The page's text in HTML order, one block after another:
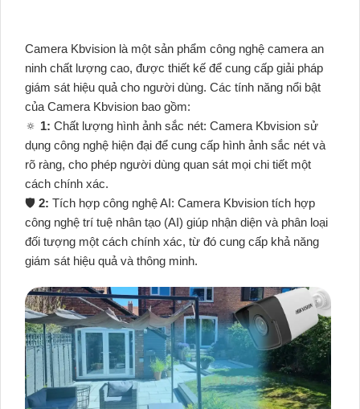
Camera Kbvision là một sản phẩm công nghệ camera an
ninh chất lượng cao, được thiết kế để cung cấp giải pháp
giám sát hiệu quả cho người dùng. Các tính năng nổi bật
của Camera Kbvision bao gồm:
🔅 1: Chất lượng hình ảnh sắc nét: Camera Kbvision sử
dụng công nghệ hiện đại để cung cấp hình ảnh sắc nét và
rõ ràng, cho phép người dùng quan sát mọi chi tiết một
cách chính xác.
🛡 2: Tích hợp công nghệ AI: Camera Kbvision tích hợp
công nghệ trí tuệ nhân tạo (AI) giúp nhận diện và phân loại
đối tượng một cách chính xác, từ đó cung cấp khả năng
giám sát hiệu quả và thông minh.